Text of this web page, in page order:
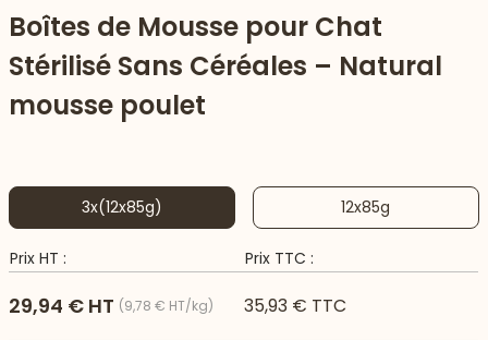
vers le bas
Boîtes de Mousse pour Chat
Stérilisé Sans Céréales – Natural
mousse poulet
3x(12x85g) 12x85g
Prix HT : Prix TTC :
29,94 € HT (9,78 € HT/kg) 35,93 € TTC